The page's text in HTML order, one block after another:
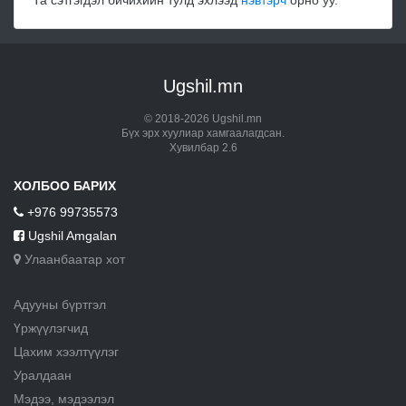
Ugshil.mn
© 2018-2026 Ugshil.mn
Бүх эрх хуулиар хамгаалагдсан.
Хувилбар 2.6
ХОЛБОО БАРИХ
+976 99735573
Ugshil Amgalan
Улаанбаатар хот
Адууны бүртгэл
Үржүүлэгчид
Цахим хээлтүүлэг
Уралдаан
Мэдээ, мэдээлэл